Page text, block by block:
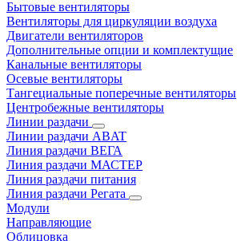
Бытовые вентиляторы
Вентиляторы для циркуляции воздуха
Двигатели вентиляторов
Дополнительные опции и комплектущие
Канальные вентиляторы
Осевые вентиляторы
Тангециальные поперечные вентиляторы
Центробежные вентиляторы
Линии раздачи
Линии раздачи ABAT
Линия раздачи ВЕГА
Линия раздачи МАСТЕР
Линия раздачи питания
Линия раздачи Регата
Модули
Направляющие
Облицовка